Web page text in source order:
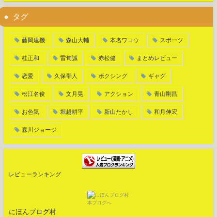
タグ
藤岡建機 森山大輔 本名ワコウ スポーツ
桂正和 雷旬誠 赤松健 まとめレビュー
恋愛 久保帯人 ボクシング ギャグ
松江名俊 文月晃 アクション 青山剛昌
お色気 堀越耕平 新山たかし 和月伸宏
森川ジョージ
レビューランキング
にほんブログ村